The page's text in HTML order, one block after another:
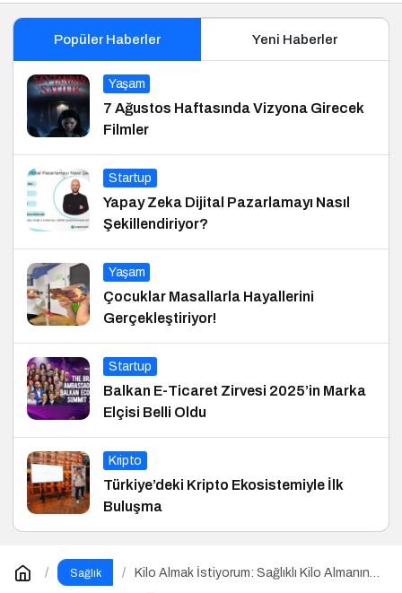
Popüler Haberler Yeni Haberler
Yaşam
7 Ağustos Haftasında Vizyona Girecek
Filmler
Startup
Yapay Zeka Dijital Pazarlamayı Nasıl
Şekillendiriyor?
Yaşam
Çocuklar Masallarla Hayallerini
Gerçekleştiriyor!
Startup
Balkan E-Ticaret Zirvesi 2025’in Marka
Elçisi Belli Oldu
Kripto
Türkiye’deki Kripto Ekosistemiyle İlk
Buluşma
Sağlık
Kilo Almak İstiyorum: Sağlıklı Kilo Almanın